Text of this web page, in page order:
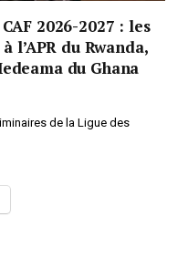
2026-2027 : les
l’APR du Rwanda,
du Ghana
de la Ligue des